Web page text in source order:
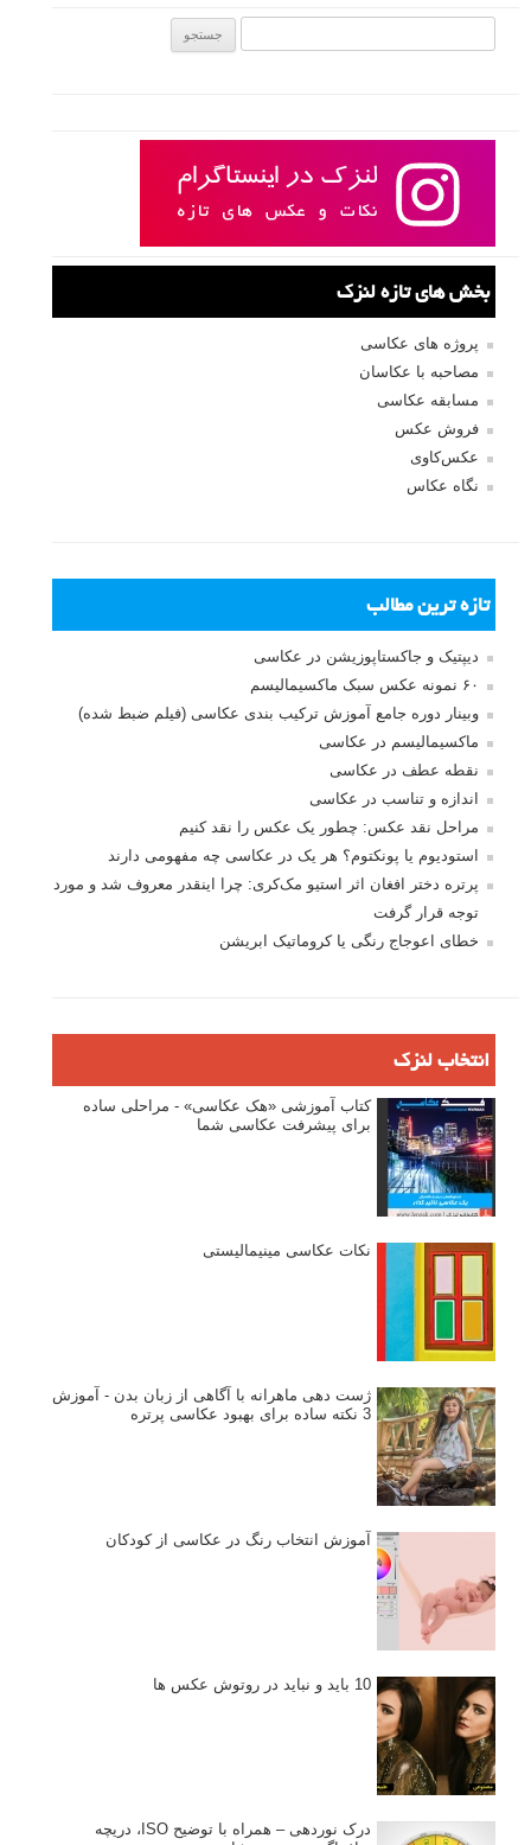
بخش های تازه لنزک
پروژه های عکاسی
مصاحبه با عکاسان
مسابقه عکاسی
فروش عکس
عکس‌کاوی
نگاه عکاس
تازه ترین مطالب
دیپتیک و جاکستا‌پوزیشن در عکاسی
۶۰ نمونه عکس سبک ماکسیمالیسم
وبینار دوره جامع آموزش ترکیب بندی عکاسی (فیلم ضبط شده)
ماکسیمالیسم در عکاسی
نقطه عطف در عکاسی
اندازه و تناسب در عکاسی
مراحل نقد عکس: چطور یک عکس را نقد کنیم
استودیوم یا پونکتوم؟ هر یک در عکاسی چه مفهومی دارند
پرتره دختر افغان اثر استیو مک‌کری: چرا اینقدر معروف شد و مورد
توجه قرار گرفت
خطای اعوجاج رنگی یا کروماتیک ابریشن
انتخاب لنزک
کتاب آموزشی «هک عکاسی» - مراحلی ساده
برای پیشرفت عکاسی شما
نکات عکاسی مینیمالیستی
ژست دهی ماهرانه با آگاهی از زبان بدن - آموزش
3 نکته ساده برای بهبود عکاسی پرتره
آموزش انتخاب رنگ در عکاسی از کودکان
10 باید و نباید در روتوش عکس ها
درک نوردهی – همراه با توضیح ISO، دریچه